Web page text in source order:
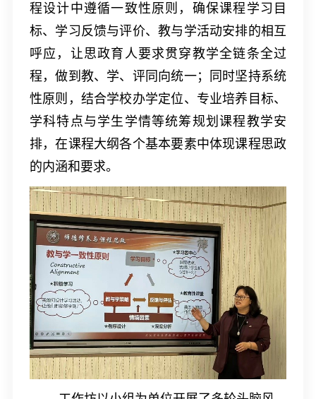
程设计中遵循一致性原则，确保课程学习目
标、学习反馈与评价、教与学活动安排的相互
呼应，让思政育人要求贯穿教学全链条全过
程，做到教、学、评同向统一；同时坚持系统
性原则，结合学校办学定位、专业培养目标、
学科特点与学生学情等统筹规划课程教学安
排，在课程大纲各个基本要素中体现课程思政
的内涵和要求。